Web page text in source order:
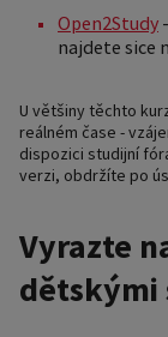
Open2Study
najdete sice
U většiny těchto
reálném čase -
dispozici studijní
verzi, obdržíte po
Vyrazte
dětskými